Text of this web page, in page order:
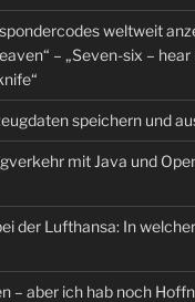
weltweit
– „Seven-six – hear
speichern und
mit Java und
der Lufthansa: In
– aber ich hab noch